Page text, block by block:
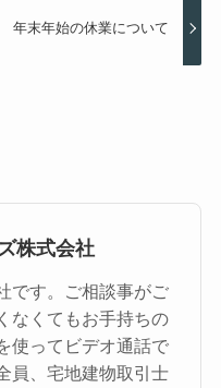
年末年始の休業について
株式会社
です。ご相談事がご
なくてもお手持ちの
使ってビデオ通話で
員、宅地建物取引士